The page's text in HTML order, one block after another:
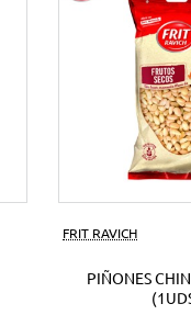
FRIT RAVICH
PIÑONES